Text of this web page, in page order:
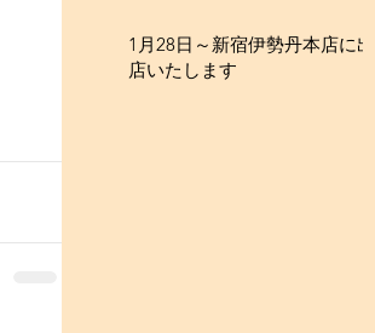
1月28日～新宿伊勢丹本店に出
店いたします